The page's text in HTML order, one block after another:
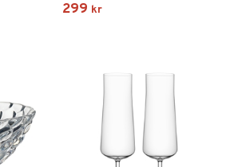
299 kr